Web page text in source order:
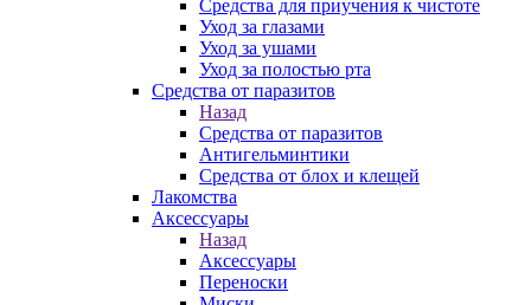
Средства для приучения к чистоте
Уход за глазами
Уход за ушами
Уход за полостью рта
Средства от паразитов
Назад
Средства от паразитов
Антигельминтики
Средства от блох и клещей
Лакомства
Аксессуары
Назад
Аксессуары
Переноски